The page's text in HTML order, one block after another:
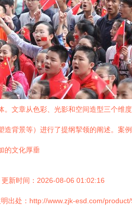
文章从色彩、光影和空间造型三个维
背景等）进行了提纲挈领的阐述。案
的文化厚垂
更新时间：2026-08-06 01:02:16
出处：http://www.zjk-esd.com/